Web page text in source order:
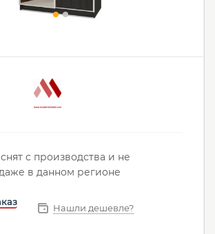
с производства и не
в данном регионе
Нашли дешевле?